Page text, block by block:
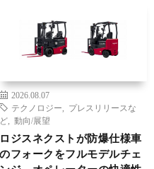
2026.08.07
テクノロジー
プレスリリースな
ど
動向/展望
ロジスネクストが防爆仕様車
のフォークをフルモデルチェ